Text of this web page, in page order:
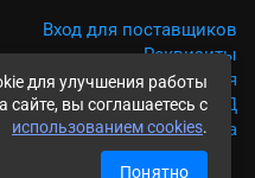
для улучшения работы
сайте, вы соглашаетесь с
использованием cookies.
Понятно
Вход для поставщиков
Реквизиты
Условия использования
Политика обработки ПД
Карта сайта